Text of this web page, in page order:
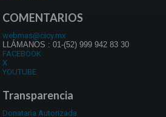
COMENTARIOS
webmas@cicy.mx
LLÁMANOS : 01-(52) 999 942 83 30
FACEBOOK
X
YOUTUBE
Transparencia
Donataria Autorizada